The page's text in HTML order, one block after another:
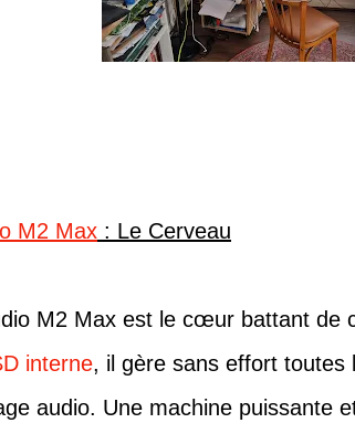
M2 Max : Le Cerveau
M2 Max est le cœur battant de
interne, il gère sans effort toutes
audio. Une machine puissante